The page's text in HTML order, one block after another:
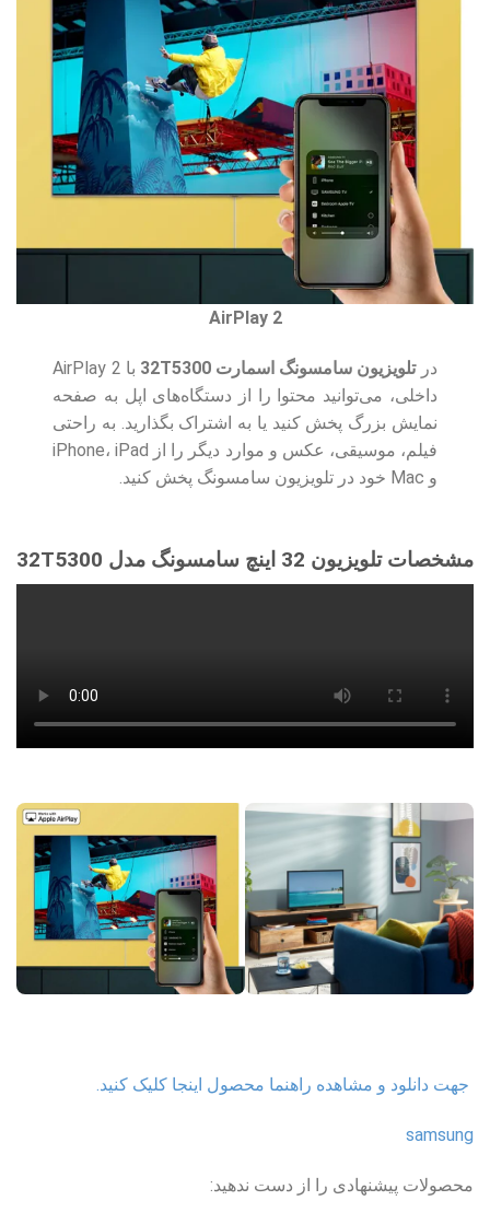
AirPlay 2
درتلویزیون سامسونگ اسمارت 32T5300
با AirPlay 2
داخلی، می‌توانید محتوا را از دستگاه‌های اپل به صفحه
نمایش بزرگ پخش کنید یا به اشتراک بگذارید. به راحتی
فیلم، موسیقی، عکس و موارد دیگر را از iPhone، iPad
و Mac خود در تلویزیون سامسونگ پخش کنید.
مشخصات تلویزیون 32 اینچ سامسونگ مدل 32T5300
جهت دانلود و مشاهده راهنما محصول اینجا کلیک کنید.
samsung
محصولات پیشنهادی را از دست ندهید: